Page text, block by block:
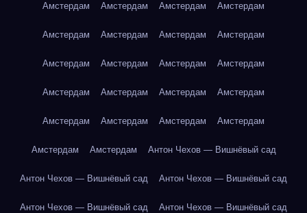
Амстердам Амстердам Амстердам Амстердам
Амстердам Амстердам Амстердам Амстердам
Амстердам Амстердам Амстердам Амстердам
Амстердам Амстердам Амстердам Амстердам
Амстердам Амстердам Амстердам Амстердам
Амстердам Амстердам Антон Чехов — Вишнёвый сад
Антон Чехов — Вишнёвый сад Антон Чехов — Вишнёвый сад
Антон Чехов — Вишнёвый сад Антон Чехов — Вишнёвый сад